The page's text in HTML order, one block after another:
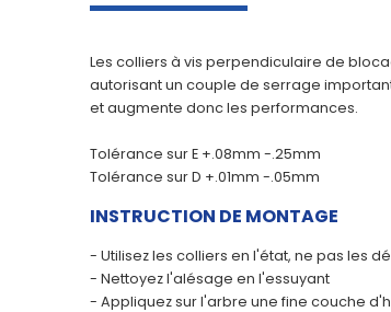
Les colliers à vis perpendiculaire de
autorisant un couple de serrage
et augmente donc les performances.
Tolérance sur E +.08mm -.25mm
Tolérance sur D +.01mm -.05mm
INSTRUCTION DE MONTAGE
- Utilisez les colliers en l'état, ne pas les
- Nettoyez l'alésage en l'essuyant
- Appliquez sur l'arbre une fine couche